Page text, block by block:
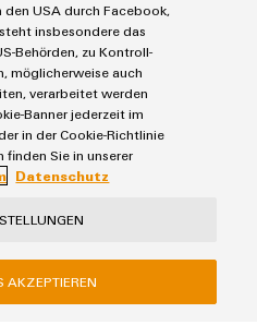
USA durch Facebook,
insbesondere das
Behörden, zu Kontroll-
möglicherweise auch
verarbeitet werden
Banner jederzeit im
in der Cookie-Richtlinie
finden Sie in unserer
Datenschutz
AKZEPTIEREN